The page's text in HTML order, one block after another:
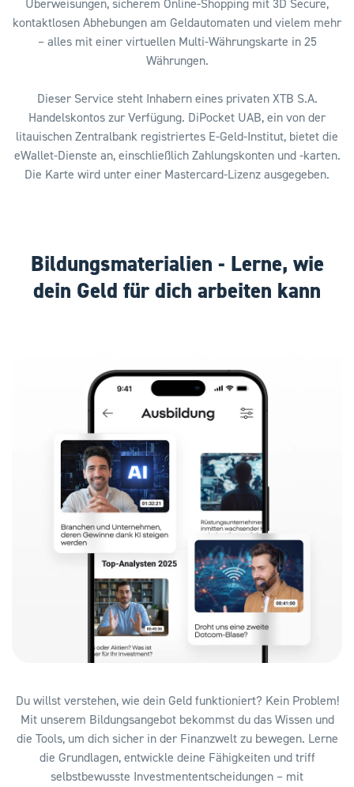
kontaktlosen Abhebungen am Geldautomaten und vielem mehr
– alles mit einer virtuellen Multi-Währungskarte in 25
Währungen.
Dieser Service steht Inhabern eines privaten XTB S.A.
Handelskontos zur Verfügung. DiPocket UAB, ein von der
litauischen Zentralbank registriertes E-Geld-Institut, bietet die
eWallet-Dienste an, einschließlich Zahlungskonten und -karten.
Die Karte wird unter einer Mastercard-Lizenz ausgegeben.
Bildungsmaterialien - Lerne, wie
dein Geld für dich arbeiten kann
Du willst verstehen, wie dein Geld funktioniert? Kein Problem!
Mit unserem Bildungsangebot bekommst du das Wissen und
die Tools, um dich sicher in der Finanzwelt zu bewegen. Lerne
die Grundlagen, entwickle deine Fähigkeiten und triff
selbstbewusste Investmententscheidungen – mit